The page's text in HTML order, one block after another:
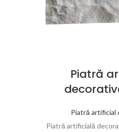
Piatră
Piatră artificial
Piatră artificială